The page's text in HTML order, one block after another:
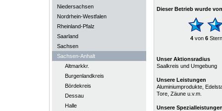
Niedersachsen
Nordrhein-Westfalen
Rheinland-Pfalz
Saarland
Sachsen
Sachsen-Anhalt
Altmarkkr.
Burgenlandkreis
Bördekreis
Dessau
Halle
Dieser Betrieb wurde
4von 6
Unser Aktionsradius
Saalkreis und Umgebung
Unsere Leistungen
Aluminiumprodukte,
Tore, Zäune u.v.m.
Unsere